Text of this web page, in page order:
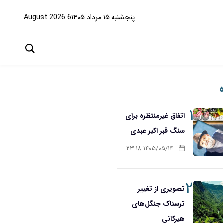
پنجشنبه ۱۵ مرداد ۱۴۰۵ 6 August 2026
۱ اتفاق غیرمنتظره برای
سنگ قبر اکبر عبدی
۱۴۰۵/۰۵/۱۴ ۲۳:۱۸
۲تصویری از تغییر
ترسناک جنگل‌های
هیرکانی